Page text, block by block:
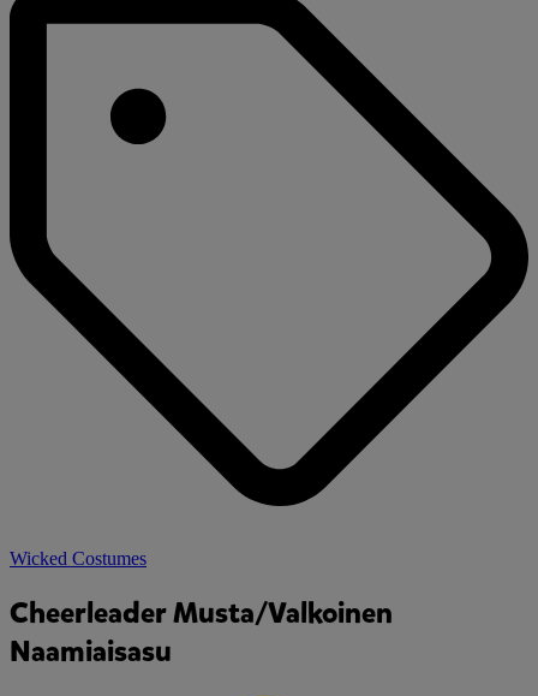
Wicked Costumes
Cheerleader Musta/Valkoinen
Naamiaisasu